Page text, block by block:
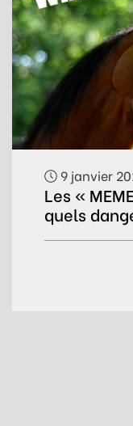
9 janvier
Les «
quels